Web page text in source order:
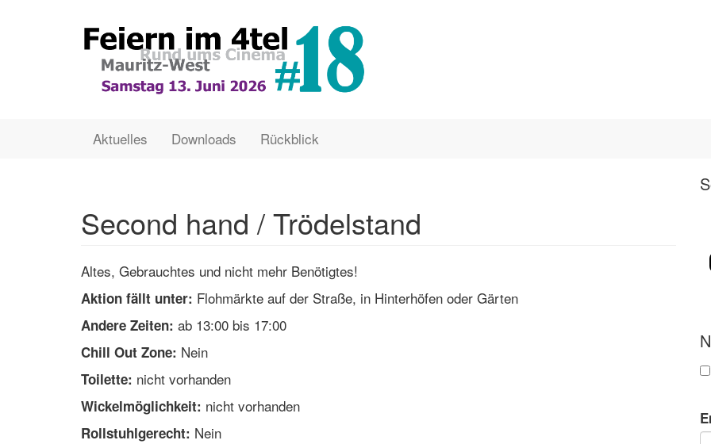
Main
Aktuelles Downloads Rückblick
User
Second hand / Trödelstand
Altes, Gebrauchtes und nicht mehr Benötigtes!
Aktion fällt unter: Flohmärkte auf der Straße, in Hinterhöfen oder Gärten
Andere Zeiten: ab 13:00 bis 17:00
Chill Out Zone: Nein
Toilette: nicht vorhanden
Wickelmöglichkeit: nicht vorhanden
Rollstuhlgerecht: Nein